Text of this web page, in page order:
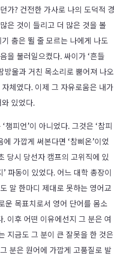
가? 건전한 가사로 나의 도덕적 경
은 것이 들리고 더 많은 것을 볼
춤은 뛸 줄 모르는 나에게 나도
을 불러일으켰다. 싸이가 ‘흔들
방울과 거친 목소리로 뿜어져 나오
체였다. 이제 그 자유로움은 내가
있었다.
챔피언’이 아니었다. 그것은 ‘참피
가깝게 써본다면 ‘참삐온’이었
당시 당선자 캠프의 고위직에 있
파동이 있었다. 어느 대학 총장이
말 한마디 제대로 못하는 영어교
운 목표치로서 영어 단어를 몸소
이후 어떤 이유에선지 그 분은 여
지금도 그 분이 큰 잘못을 한 것은
분은 원어에 가깝게 고품질로 발